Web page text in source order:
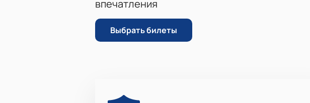
впечатления
Выбрать билеты